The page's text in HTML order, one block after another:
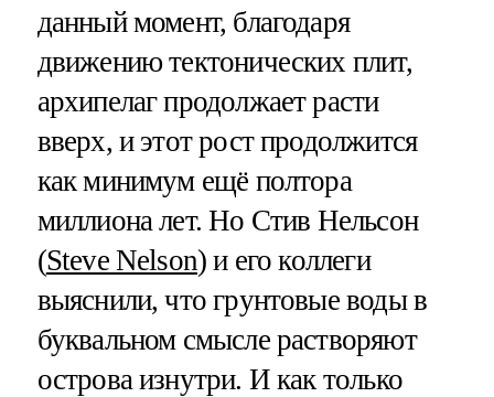
данный момент, благодаря
движению тектонических плит,
архипелаг продолжает расти
вверх, и этот рост продолжится
как минимум ещё полтора
миллиона лет. Но Стив Нельсон
(Steve Nelson) и его коллеги
выяснили, что грунтовые воды в
буквальном смысле растворяют
острова изнутри. И как только